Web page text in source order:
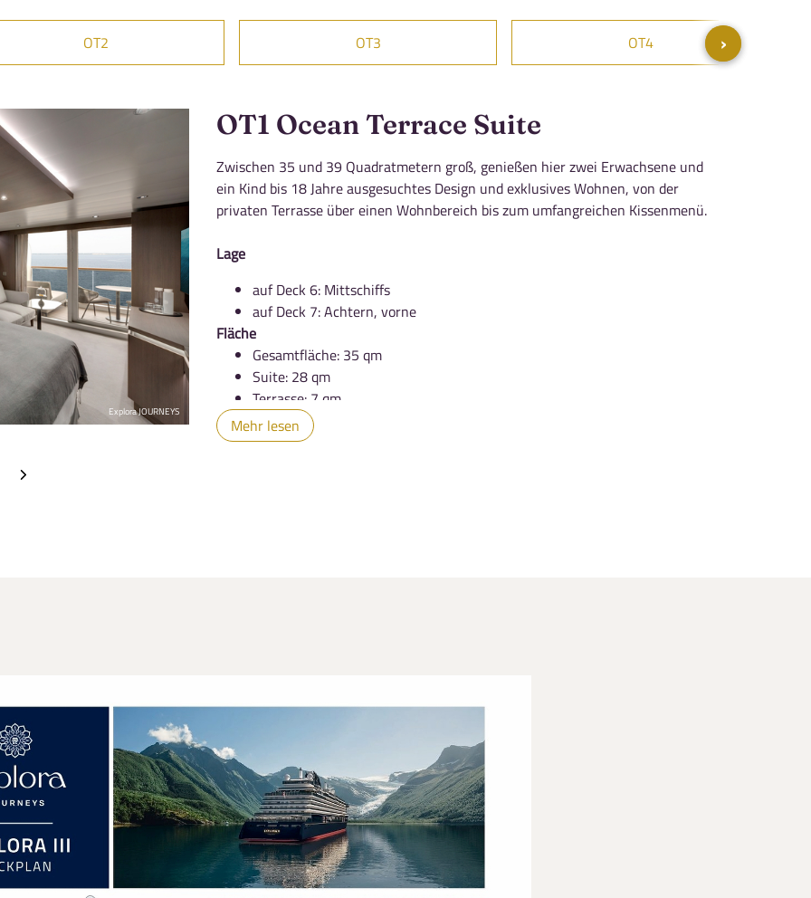
OT2 OT3 OT4 ›
›
Explora JOURNEYS
OT1 Ocean Terrace Suite
Zwischen 35 und 39 Quadratmetern groß, genießen hier zwei Erwachsene und
ein Kind bis 18 Jahre ausgesuchtes Design und exklusives Wohnen, von der
privaten Terrasse über einen Wohnbereich bis zum umfangreichen Kissenmenü.
Lage
auf Deck 6: Mittschiffs
auf Deck 7: Achtern, vorne
Fläche
Gesamtfläche: 35 qm
Suite: 28 qm
Terrasse: 7 qm
Suite-Eigenschaften
Übergroße, vom Boden bis zur Decke reichende Panoramafenster mit Blick
Schlafbereich
Einige Suiten mit 2 Einzelbetten der Größe 90 x 200 cm
Daunendecken und Kopfkissen
Umfangreiche Kissenauswahl
Geräumiger begehbarer Kleiderschrank mit Schminktisch und Dyson
Supersonic Haartrockner
Badezimmer
Geräumiges Badezimmer mit Walk-In-Dusche und Fußbodenheizung
Mehr lesen